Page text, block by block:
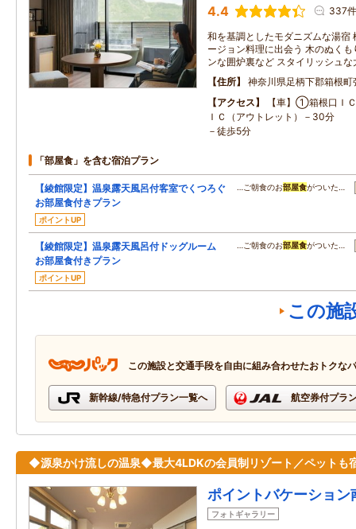
4.4 337件
和を基調としたモダニズムな湯宿
ージョン料理に出会う 木のぬく
ンな囲炉裏など スタイリッシュ
住所
神奈川県足柄下郡箱根町
アクセス
【車】①箱根口Ｉ
ＩＣ（アウトレット）－30分
－徒歩5分
「部屋食」を含む宿泊プラン
【綾館限定】温泉露天風呂付客室でくつろぐ
お部屋食付きプラン
ポイントUP
…ご朝食のお部屋食がついた…
【綾館限定】温泉露天風呂付ドッグルーム
お部屋食付きプラン
ポイントUP
…ご朝食のお部屋食がついた…
この施
この施設と交通手段を自由に組み合わせたおトクな
新幹線/特急付プラン一覧へ 航空券付プラ
◆源泉かけ流しの温泉◆最大4LDKの会員制リゾート／ペットも
ポイントバケーション
フォトギャラリー